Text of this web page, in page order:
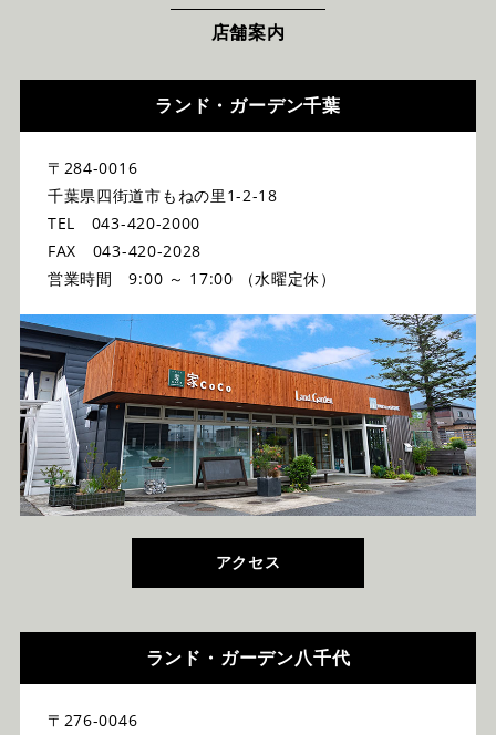
店舗案内
ランド・ガーデン千葉
〒284-0016
千葉県四街道市もねの里1-2-18
TEL 043-420-2000
FAX 043-420-2028
営業時間 9:00 ～ 17:00 （水曜定休）
アクセス
ランド・ガーデン八千代
〒276-0046